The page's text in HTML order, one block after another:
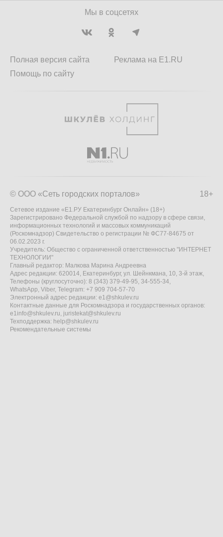
Мы в соцсетях
Полная версия сайта
Помощь по сайту
Реклама на E1.RU
18+
© ООО «Сеть городских порталов»
Сетевое издание «Е1.РУ Екатеринбург Онлайн» (18+)
Зарегистрировано Федеральной службой по надзору в сфере связи,
информационных технологий и массовых коммуникаций
(Роскомнадзор) Свидетельство о регистрации № ФС77-84675 от
06.02.2023 г.
Учредитель: Общество с ограниченной ответственностью "ИНТЕРНЕТ
ТЕХНОЛОГИИ"
Главный редактор: Малкова Марина Андреевна
Адрес редакции: 620014, Екатеринбург, ул. Шейнкмана, 10, 3-й этаж,
Телефоны (круглосуточно): 8 (343) 379-49-95, 34-555-34,
WhatsApp, Viber, Telegram: +7 909 704-57-70
Электронный адрес редакции: e1@shkulev.ru
Контактные данные для Роскомнадзора и государственных органов:
e1info@shkulev.ru, juristekat@shkulev.ru
Техподдержка: help@shkulev.ru
Рекомендательные системы